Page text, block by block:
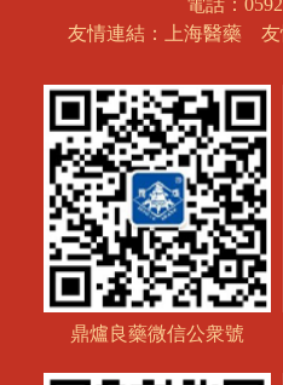
電話：
友情連結：上海醫藥
鼎爐良藥微信公衆號